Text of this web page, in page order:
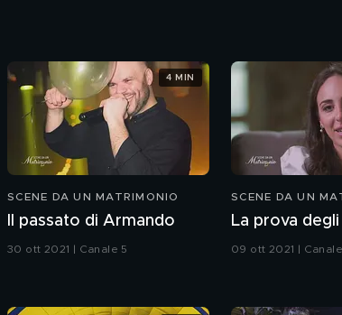
PROSSIMO
SCENE DA UN MATRIMONIO
Il passato di Armando
30 ott 2021 | Canale 5
4 MIN
SCENE DA UN
La prova
09 ott 2021 |